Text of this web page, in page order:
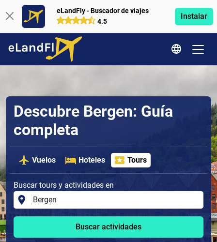
eLandFly - Buscador de viajes
4.5
Instalar
Descubre Bergen: Guía
completa
Vuelos Hoteles Tours
Buscar tours y actividades en
Buscar actividades